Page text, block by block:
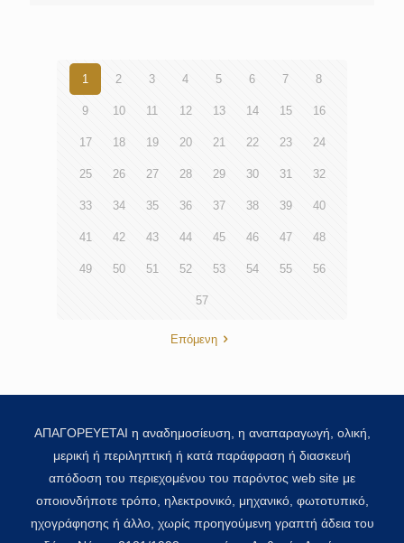
1 2 3 4 5 6 7 8
9 10 11 12 13 14 15 16
17 18 19 20 21 22 23 24
25 26 27 28 29 30 31 32
33 34 35 36 37 38 39 40
41 42 43 44 45 46 47 48
49 50 51 52 53 54 55 56
57
Επόμενη
ΑΠΑΓΟΡΕΥΕΤΑΙ η αναδημοσίευση, η αναπαραγωγή, ολική,
μερική ή περιληπτική ή κατά παράφραση ή διασκευή
απόδοση του περιεχομένου του παρόντος web site με
οποιονδήποτε τρόπο, ηλεκτρονικό, μηχανικό, φωτοτυπικό,
ηχογράφησης ή άλλο, χωρίς προηγούμενη γραπτή άδεια του